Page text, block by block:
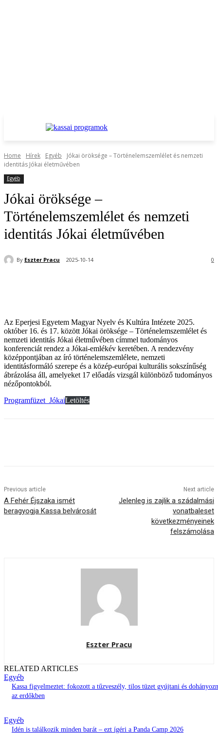
Home Hírek Egyéb
Jókai öröksége – Történelemszemlélet és nemzeti
identitás Jókai életművében
Egyéb
Jókai öröksége –
Történelemszemlélet és nemzeti
identitás Jókai életművében
By Eszter Pracu 2025-10-14 0
Az Eperjesi Egyetem Magyar Nyelv és Kultúra Intézete 2025.
október 16. és 17. között Jókai öröksége – Történelemszemlélet és
nemzeti identitás Jókai életművében címmel tudományos
konferenciát rendez a Jókai-emlékév keretében. A rendezvény
középpontjában az író történelemszemlélete, nemzeti
identitásformáló szerepe és a közép-európai kulturális sokszínűség
ábrázolása áll, amelyeket 17 előadás vizsgál különböző tudományos
nézőpontokból.
Programfüzet_JókaiLetöltés
Previous article
A Fehér Éjszaka ismét
beragyogja Kassa belvárosát
Next article
Jelenleg is zajlik a szádalmási
vonatbaleset
következményeinek
felszámolása
Eszter Pracu
RELATED ARTICLES
Egyéb
Kassa figyelmeztet: fokozott a tűzveszély, tilos tüzet gyújtani és
az erdőkben
Egyéb
Idén is találkozik minden barát – ezt ígéri a Panda Camp 2026